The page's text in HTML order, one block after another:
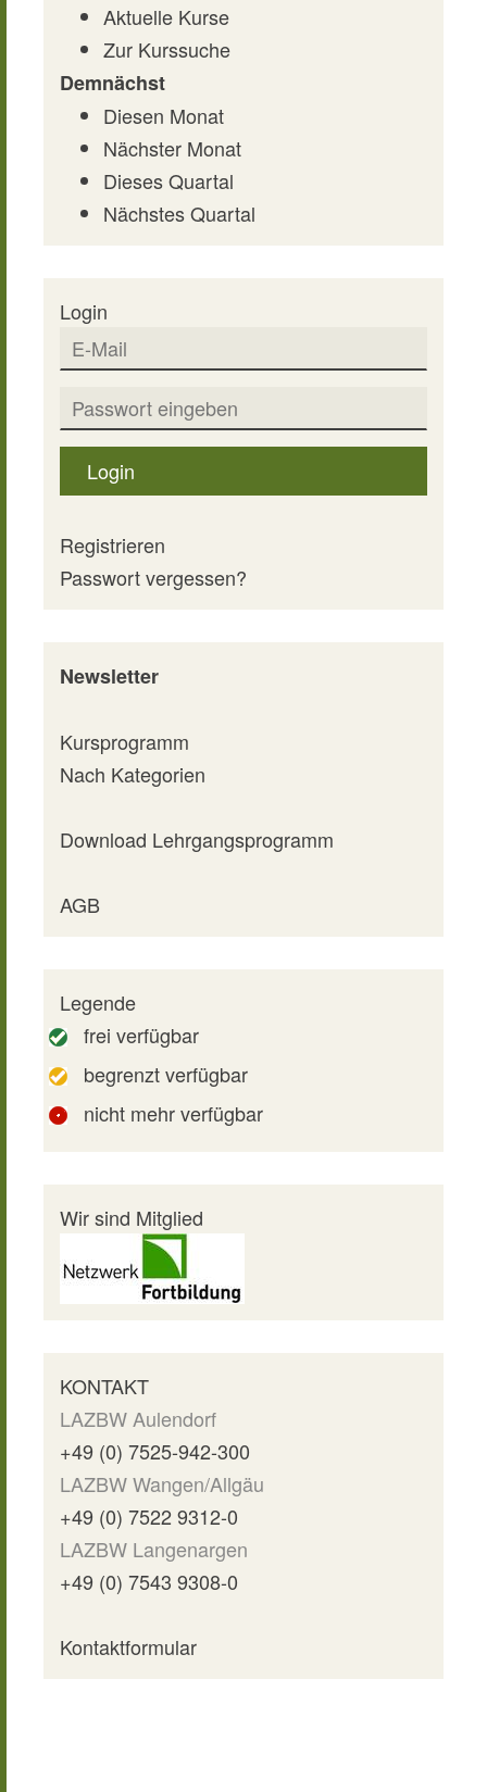
Aktuelle Kurse
Zur Kurssuche
Demnächst
Diesen Monat
Nächster Monat
Dieses Quartal
Nächstes Quartal
Login
Login
Registrieren
Passwort vergessen?
Newsletter
Kursprogramm
Nach Kategorien
Download Lehrgangsprogramm
AGB
Legende
frei verfügbar
begrenzt verfügbar
nicht mehr verfügbar
Wir sind Mitglied
KONTAKT
LAZBW Aulendorf
+49 (0) 7525-942-300
LAZBW Wangen/Allgäu
+49 (0) 7522 9312-0
LAZBW Langenargen
+49 (0) 7543 9308-0
Kontaktformular